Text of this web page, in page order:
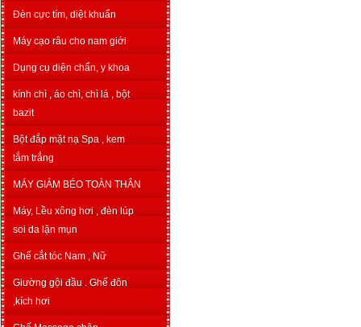
Đèn cực tím, diệt khuẩn
Máy cạo râu cho nam giới
Dụng cụ diện chẩn, y khoa
kính chì , áo chì, chì lá , bột
bazit
Bột đắp mặt nạ Spa , kem
tắm trắng
MÁY GIẢM BÉO TOÀN THÂN
Máy, Lều xông hơi , đèn lúp
soi da lặn mụn
Ghế cắt tóc Nam , Nữ
Giường gội đầu . Ghế đôn
,kích hơi